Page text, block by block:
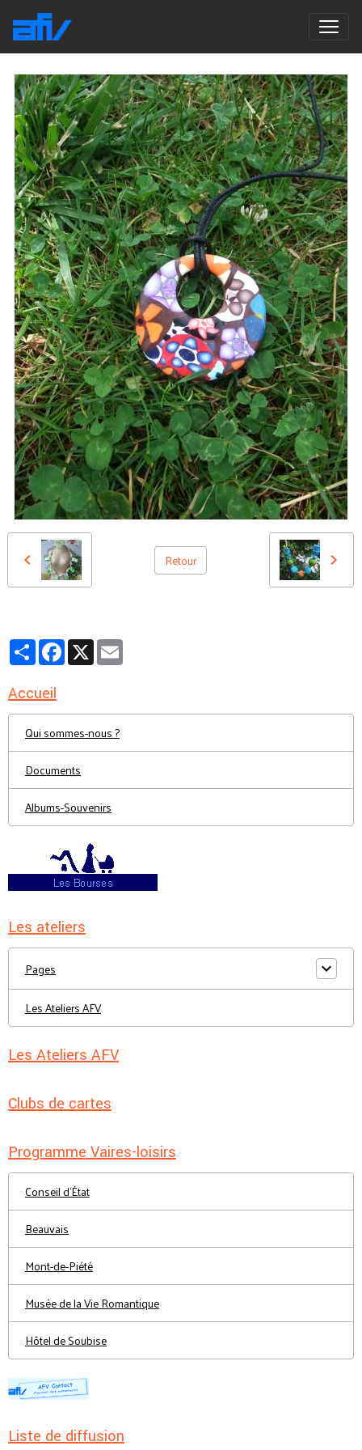
Retour
PartagerFacebook
X
Accueil
Qui sommes-nous ?
Documents
Albums-Souvenirs
Les ateliers
Pages
Les Ateliers AFV
Les Ateliers AFV
Clubs de cartes
Programme Vaires-loisirs
Conseil d'État
Beauvais
Mont-de-Piété
Musée de la Vie Romantique
Hôtel de Soubise
Liste de diffusion